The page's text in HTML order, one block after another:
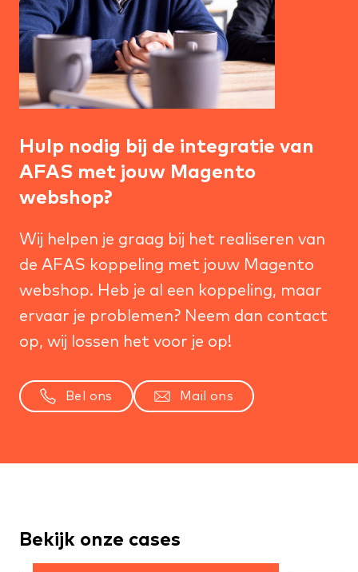
Hulp nodig bij de integratie van
AFAS met jouw Magento
webshop?
Wij helpen je graag bij het realiseren van
de AFAS koppeling met jouw Magento
webshop. Heb je al een koppeling, maar
ervaar je problemen? Neem dan contact
op, wij lossen het voor je op!
Bel ons Mail ons
Bekijk onze cases